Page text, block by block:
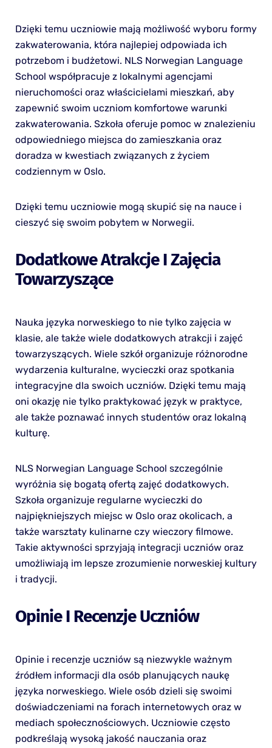
Dzięki temu uczniowie mają możliwość wyboru formy
zakwaterowania, która najlepiej odpowiada ich
potrzebom i budżetowi. NLS Norwegian Language
School współpracuje z lokalnymi agencjami
nieruchomości oraz właścicielami mieszkań, aby
zapewnić swoim uczniom komfortowe warunki
zakwaterowania. Szkoła oferuje pomoc w znalezieniu
odpowiedniego miejsca do zamieszkania oraz
doradza w kwestiach związanych z życiem
codziennym w Oslo.
Dzięki temu uczniowie mogą skupić się na nauce i
cieszyć się swoim pobytem w Norwegii.
Dodatkowe Atrakcje I Zajęcia
Towarzyszące
Nauka języka norweskiego to nie tylko zajęcia w
klasie, ale także wiele dodatkowych atrakcji i zajęć
towarzyszących. Wiele szkół organizuje różnorodne
wydarzenia kulturalne, wycieczki oraz spotkania
integracyjne dla swoich uczniów. Dzięki temu mają
oni okazję nie tylko praktykować język w praktyce,
ale także poznawać innych studentów oraz lokalną
kulturę.
NLS Norwegian Language School szczególnie
wyróżnia się bogatą ofertą zajęć dodatkowych.
Szkoła organizuje regularne wycieczki do
najpiękniejszych miejsc w Oslo oraz okolicach, a
także warsztaty kulinarne czy wieczory filmowe.
Takie aktywności sprzyjają integracji uczniów oraz
umożliwiają im lepsze zrozumienie norweskiej kultury
i tradycji.
Opinie I Recenzje Uczniów
Opinie i recenzje uczniów są niezwykle ważnym
źródłem informacji dla osób planujących naukę
języka norweskiego. Wiele osób dzieli się swoimi
doświadczeniami na forach internetowych oraz w
mediach społecznościowych. Uczniowie często
podkreślają wysoką jakość nauczania oraz